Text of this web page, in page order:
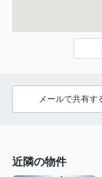
メールで共有す
近隣の物件